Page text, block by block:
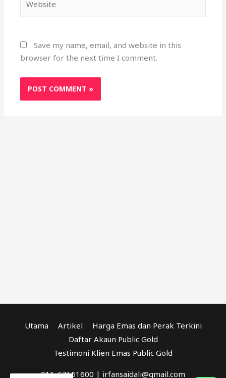
Save my name, email, and website in this
browser for the next time I comment.
Utama Artikel
Harga Emas dan Perak Terkini
Daftar Akaun Public Gold
Testimoni Klien Emas Public Gold
011-67151600 | irfansaidali@gmail.com